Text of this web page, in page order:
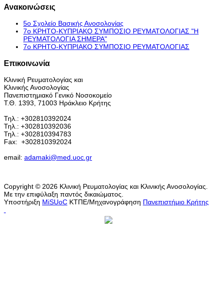
Ανακοινώσεις
5ο Σχολείο Βασικής Ανοσολογίας
7ο ΚΡΗΤΟ-ΚΥΠΡΙΑΚΟ ΣΥΜΠΟΣΙΟ ΡΕΥΜΑΤΟΛΟΓΙΑΣ "H
ΡΕΥΜΑΤΟΛΟΓΙΑ ΣΗΜΕΡΑ"
7ο ΚΡΗΤΟ-ΚΥΠΡΙΑΚΟ ΣΥΜΠΟΣΙΟ ΡΕΥΜΑΤΟΛΟΓΙΑΣ
Επικοινωνία
Κλινική Ρευματολογίας και
Κλινικής Ανοσολογίας
Πανεπιστημιακό Γενικό Νοσοκομείο
Τ.Θ. 1393, 71003 Ηράκλειο Κρήτης
Τηλ.: +302810392024
Τηλ.: +302810392036
Τηλ.: +302810394783
Fax: +302810392024
email: adamaki@med.uoc.gr
Copyright © 2026 Κλινική Ρευματολογίας και Κλινικής Ανοσολογίας.
Με την επιφύλαξη παντός δικαιώματος.
Υποστήριξη MiSUoC ΚΤΠΕ/Μηχανογράφηση Πανεπιστήμιο Κρήτης